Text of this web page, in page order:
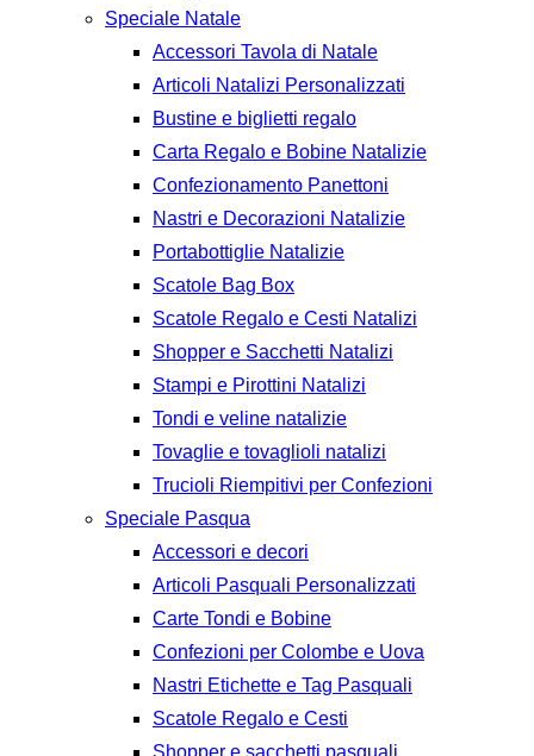
Speciale Natale
Accessori Tavola di Natale
Articoli Natalizi Personalizzati
Bustine e biglietti regalo
Carta Regalo e Bobine Natalizie
Confezionamento Panettoni
Nastri e Decorazioni Natalizie
Portabottiglie Natalizie
Scatole Bag Box
Scatole Regalo e Cesti Natalizi
Shopper e Sacchetti Natalizi
Stampi e Pirottini Natalizi
Tondi e veline natalizie
Tovaglie e tovaglioli natalizi
Trucioli Riempitivi per Confezioni
Speciale Pasqua
Accessori e decori
Articoli Pasquali Personalizzati
Carte Tondi e Bobine
Confezioni per Colombe e Uova
Nastri Etichette e Tag Pasquali
Scatole Regalo e Cesti